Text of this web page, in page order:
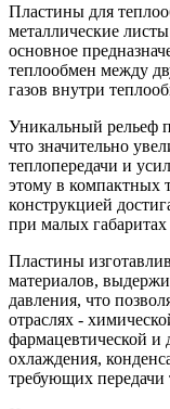
Пластины для
металлические
основное
теплообмен между
газов внутри
Уникальный рельеф
что значительно
теплопередачи и
этому в компактных
конструкцией
при малых габаритах
Пластины
материалов,
давления, что
отраслях -
фармацевтической и
охлаждения,
требующих передачи